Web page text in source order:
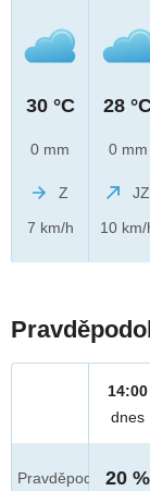
30 °C
0 mm
Z
7 km/h
28
0 mm
JZ
10 km/
Pravděpod.
14:00
dnes
20 %